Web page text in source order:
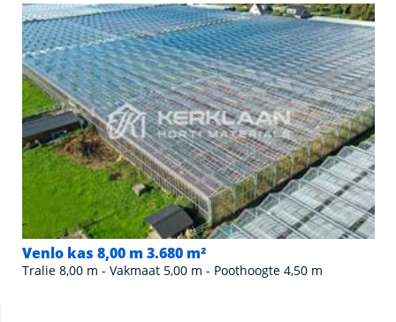
Venlo kas 8,00 m 3.680 m²
Tralie 8,00 m - Vakmaat 5,00 m - Poothoogte 4,50 m